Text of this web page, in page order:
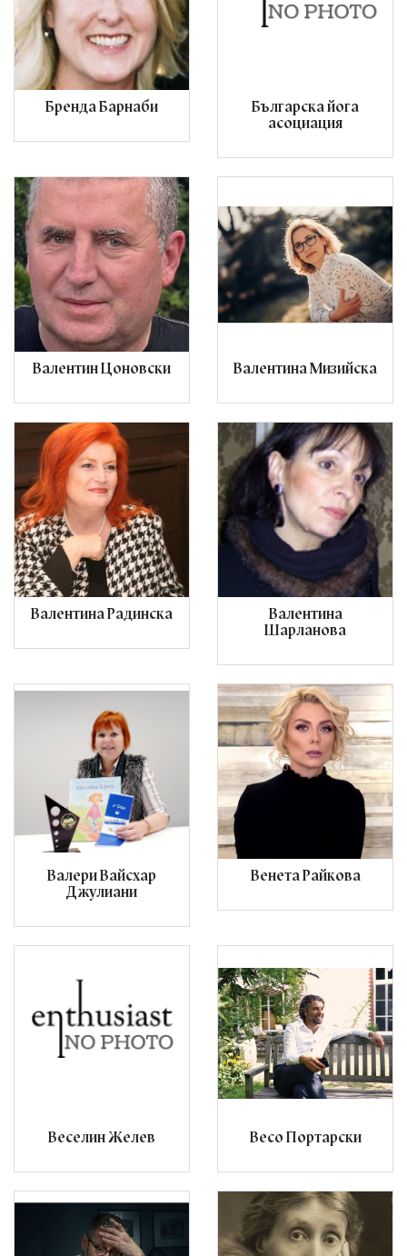
Бренда Барнаби Българска йога
асоциация
Валентин Цоновски Валентина Мизийска
Валентина Радинска Валентина
Шарланова
Валери Вайсхар
Джулиани
Венета Райкова
Веселин Желев Весо Портарски